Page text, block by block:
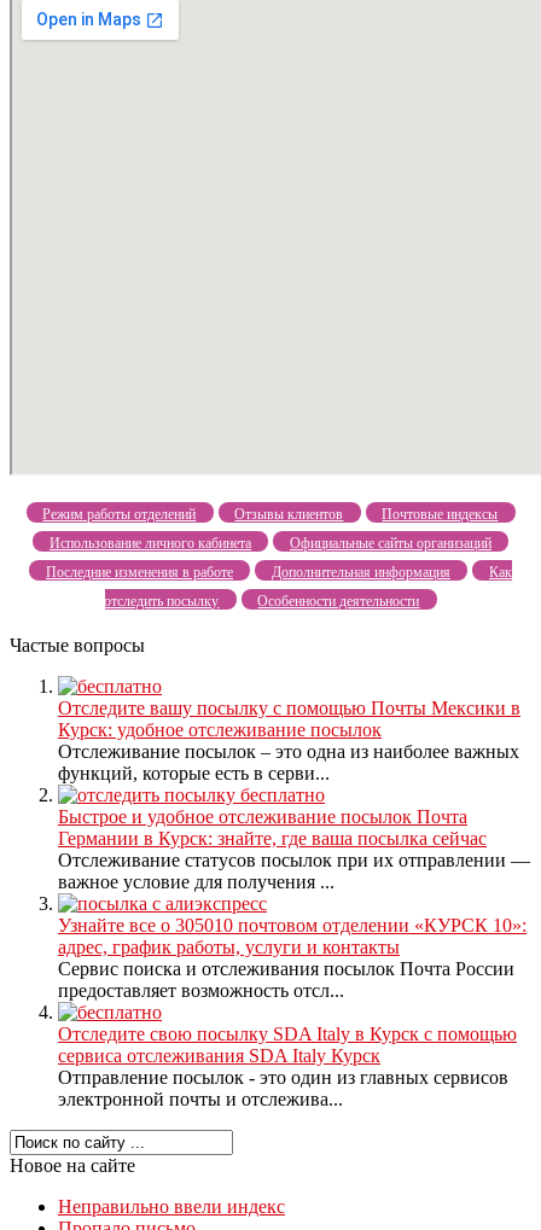
Режим работы отделений Отзывы клиентов
Почтовые индексы
Использование личного кабинета
Официальные сайты организаций
Последние изменения в работе
Дополнительная информация
Как
отследить посылку
Особенности деятельности
Частые вопросы
Отследите вашу посылку с помощью Почты Мексики в
Курск: удобное отслеживание посылок
Отслеживание посылок – это одна из наиболее важных
функций, которые есть в серви...
Быстрое и удобное отслеживание посылок Почта
Германии в Курск: знайте, где ваша посылка сейчас
Отслеживание статусов посылок при их отправлении —
важное условие для получения ...
Узнайте все о 305010 почтовом отделении «КУРСК 10»:
адрес, график работы, услуги и контакты
Сервис поиска и отслеживания посылок Почта России
предоставляет возможность отсл...
Отследите свою посылку SDA Italy в Курск с помощью
сервиса отслеживания SDA Italy Курск
Отправление посылок - это один из главных сервисов
электронной почты и отслежива...
Новое на сайте
Неправильно ввели индекс